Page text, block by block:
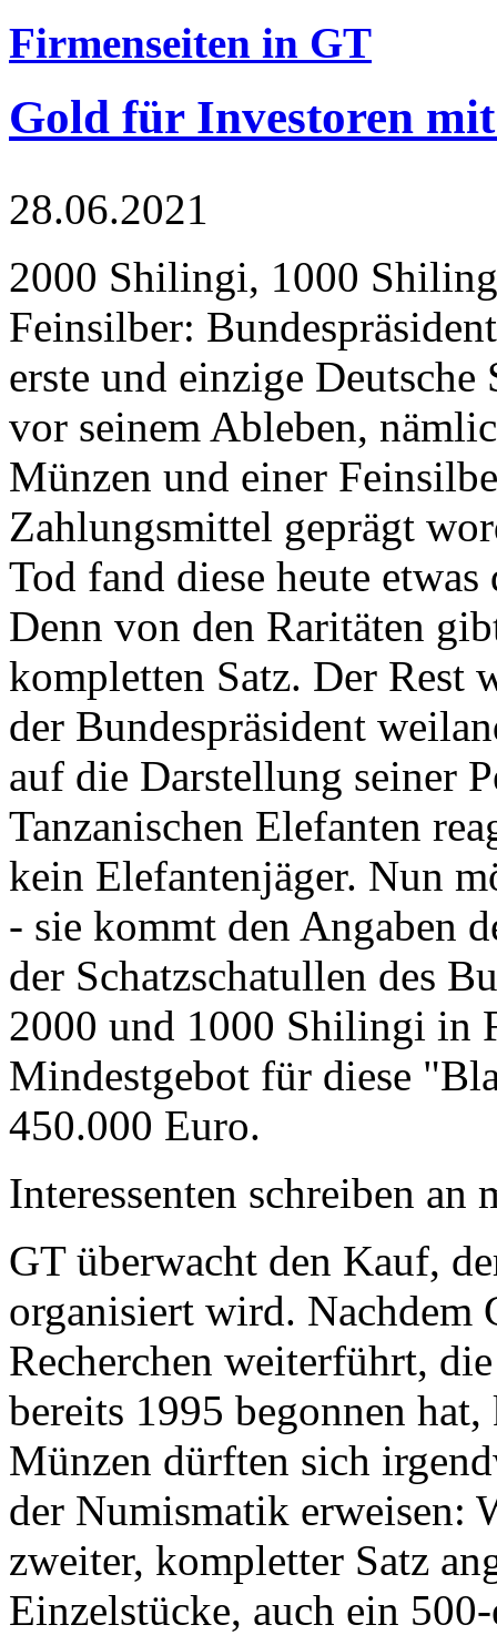
Firmenseiten in GT
Gold für Investoren
28.06.2021
2000 Shilingi, 1000
Feinsilber:
erste und einzige Deutsche
vor seinem Ableben,
Münzen und einer
Zahlungsmittel geprägt
Tod fand diese heute
Denn von den Raritäten
kompletten Satz. Der Rest
der Bundespräsident
auf die Darstellung seiner
Tanzanischen Elefanten
kein Elefantenjäger. Nun
- sie kommt den Angaben
der Schatzschatullen des
2000 und 1000 Shilingi in
Mindestgebot für diese
450.000 Euro.
Interessenten schreiben
GT überwacht den Kauf,
organisiert wird. Nachdem
Recherchen weiterführt,
bereits 1995 begonnen
Münzen dürften sich
der Numismatik erweisen:
zweiter, kompletter Satz
Einzelstücke, auch ein